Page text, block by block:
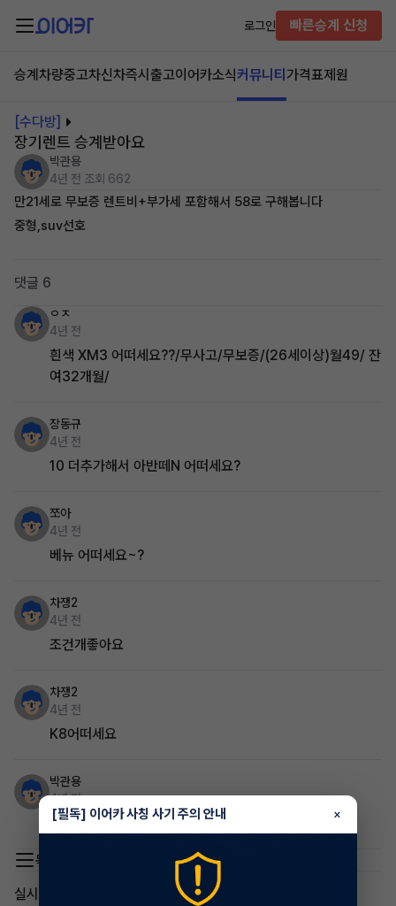
로그인 빠른승계 신청
승계차량중고차신차즉시출고이어카소식커뮤니티 가격표제원
[수다방]
장기렌트 승계받아요
박관용
4년 전 조회 662
만21세로 무보증 렌트비+부가세 포함해서 58로 구해봅니다
중형,suv선호
댓글 6
ㅇㅈ
4년 전
흰색 XM3 어떠세요??/무사고/무보증/(26세이상)월49/ 잔
여32개월/
장동규
4년 전
10 더추가해서 아반떼N 어떠세요?
쪼아
4년 전
베뉴 어떠세요~?
차쟁2
4년 전
조건개좋아요
차쟁2
4년 전
K8어떠세요
박관용
4년 전
01058789552 셀토스 k5 쏘나타 니로 스포티지 연락
목록 이동
실시간 인기글
[필독] 이어카 사칭 사기 주의 안내 ×